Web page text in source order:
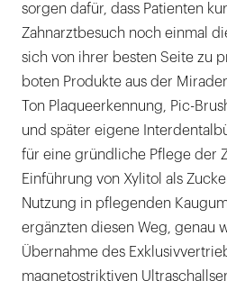
sorgen dafür, dass Patienten
Zahnarztbesuch noch einmal
sich von ihrer besten Seite zu
boten Produkte aus der
Ton Plaqueerkennung, Pic-
und später eigene
für eine gründliche Pflege der
Einführung von Xylitol als
Nutzung in pflegenden
ergänzten diesen Weg, genau
Übernahme des
magnetostriktiven